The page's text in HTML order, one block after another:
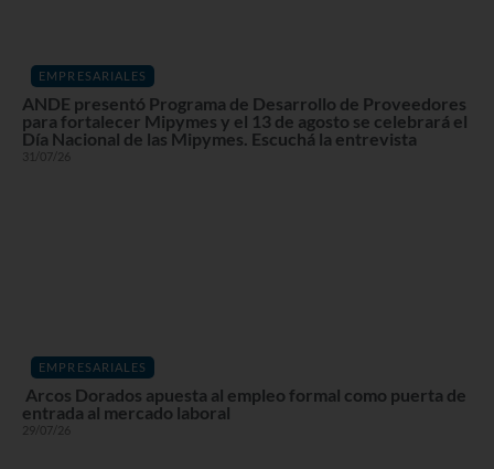
EMPRESARIALES
ANDE presentó Programa de Desarrollo de Proveedores
para fortalecer Mipymes y el 13 de agosto se celebrará el
Día Nacional de las Mipymes. Escuchá la entrevista
31/07/26
EMPRESARIALES
Arcos Dorados apuesta al empleo formal como puerta de
entrada al mercado laboral
29/07/26